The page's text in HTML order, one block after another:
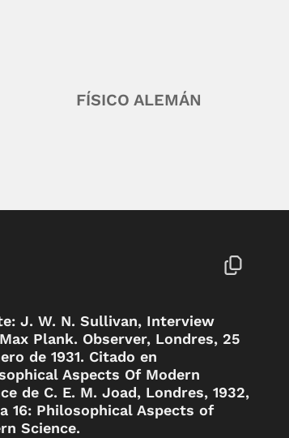
FÍSICO ALEMÁN
J. W. N. Sullivan, Interview
Plank. Observer, Londres, 25
de 1931. Citado en
Aspects Of Modern
de C. E. M. Joad, Londres, 1932,
16: Philosophical Aspects of
Science.